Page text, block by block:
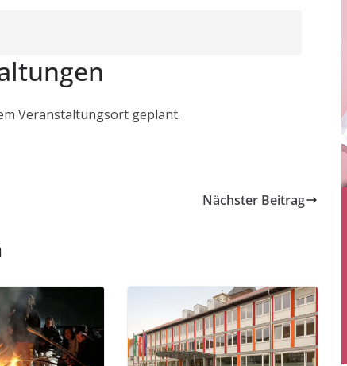
Veranstaltungsort geplant.
Nächster Beitrag